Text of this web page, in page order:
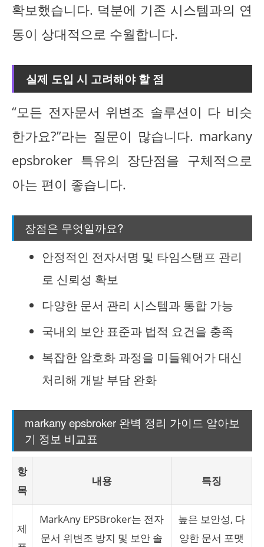
확보했습니다. 덕분에 기존 시스템과의 연
동이 상대적으로 수월합니다.
실제 도입 시 고려해야 할 점
“모든 전자문서 위변조 솔루션이 다 비슷
한가요?”라는 질문이 많습니다. markany
epsbroker 특유의 장단점을 구체적으로
아는 편이 좋습니다.
장점은 무엇일까요?
안정적인 전자서명 및 타임스탬프 관리
로 신뢰성 확보
다양한 문서 관리 시스템과 통합 가능
국내외 보안 표준과 법적 요건을 충족
복잡한 암호화 과정을 미들웨어가 대신
처리해 개발 부담 완화
markany epsbroker 완벽 정리 가이드 알아보
기 정보 비교표
항
목
내용 특징
제
MarkAny EPSBroker는 전자
문서 위변조 방지 및 보안 솔
높은 보안성, 다
양한 문서 포맷